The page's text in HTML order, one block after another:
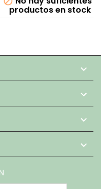
productos en stock



